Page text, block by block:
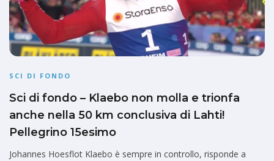
SCI DI FONDO
Sci di fondo – Klaebo non molla e trionfa
anche nella 50 km conclusiva di Lahti!
Pellegrino 15esimo
Johannes Hoesflot Klaebo è sempre in controllo, risponde a